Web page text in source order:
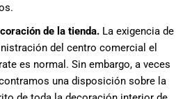
de la tienda. La exigencia de
del centro comercial el
es normal. Sin embargo, a veces
una disposición sobre la